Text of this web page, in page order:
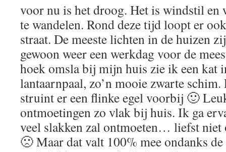
voor nu is het droog. Het is windstil en
te wandelen. Rond deze tijd loopt er
straat. De meeste lichten in de huizen
gewoon weer een werkdag voor de
hoek omsla bij mijn huis zie ik een kat
lantaarnpaal, zo’n mooie zwarte schim.
struint er een flinke egel voorbij 🙂
ontmoetingen zo vlak bij huis. Ik ga
veel slakken zal ontmoeten… liefst niet
🙁 Maar dat valt 100% mee ondanks